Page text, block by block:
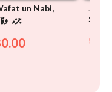
un Nabi,
جزء
Juz
Salat,
₹